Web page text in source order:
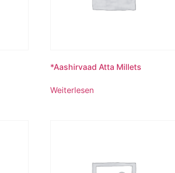
*Aashirvaad Atta Millets
Weiterlesen